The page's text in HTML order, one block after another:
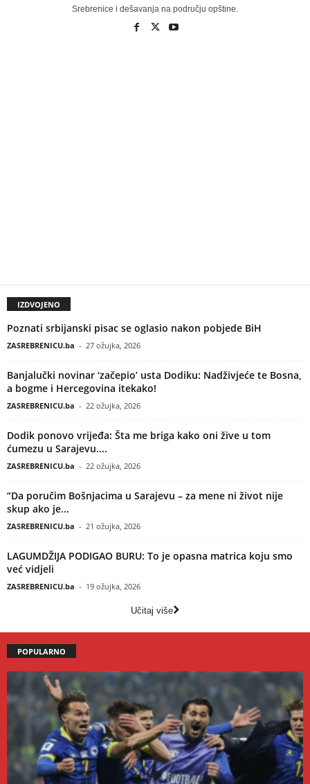
Srebrenice i dešavanja na području opštine.
IZDVOJENO
Poznati srbijanski pisac se oglasio nakon pobjede BiH
ZASREBRENICU.ba - 27 ožujka, 2026
Banjalučki novinar ‘začepio’ usta Dodiku: Nadživjeće te Bosna,
a bogme i Hercegovina itekako!
ZASREBRENICU.ba - 22 ožujka, 2026
Dodik ponovo vrijeđa: Šta me briga kako oni žive u tom
ćumezu u Sarajevu....
ZASREBRENICU.ba - 22 ožujka, 2026
“Da poručim Bošnjacima u Sarajevu – za mene ni život nije
skup ako je...
ZASREBRENICU.ba - 21 ožujka, 2026
LAGUMDŽIJA PODIGAO BURU: To je opasna matrica koju smo
već vidjeli
ZASREBRENICU.ba - 19 ožujka, 2026
Učitaj više
POPULARNO